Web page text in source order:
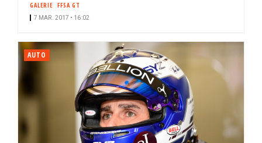
GALERIE FFSA GT
7 MAR. 2017 • 16:02
AUTO